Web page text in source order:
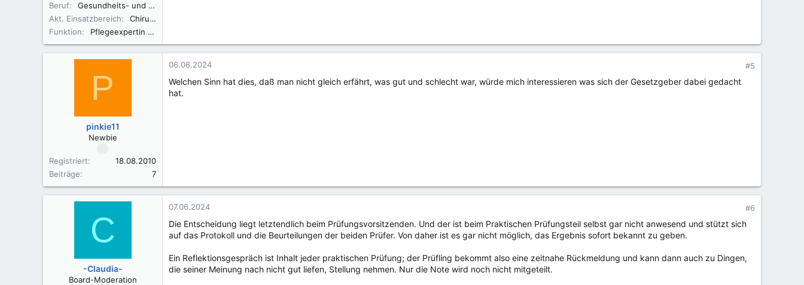
Beruf
Gesundheits- und Krankenpflegerin
Akt. Einsatzbereich
Chirurgie
Funktion
Pflegeexpertin ANP
P
pinkie11
Newbie
Registriert
18.08.2010
Beiträge
7
06.06.2024 #5
Welchen Sinn hat dies, daß man nicht gleich erfährt, was gut und schlecht war, würde mich interessieren was sich der Gesetzgeber dabei gedacht
hat.
C
-Claudia-
Board-Moderation
07.06.2024 #6
Die Entscheidung liegt letztendlich beim Prüfungsvorsitzenden. Und der ist beim Praktischen Prüfungsteil selbst gar nicht anwesend und stützt sich
auf das Protokoll und die Beurteilungen der beiden Prüfer. Von daher ist es gar nicht möglich, das Ergebnis sofort bekannt zu geben.
Ein Reflektionsgespräch ist Inhalt jeder praktischen Prüfung; der Prüfling bekommt also eine zeitnahe Rückmeldung und kann dann auch zu Dingen,
die seiner Meinung nach nicht gut liefen, Stellung nehmen. Nur die Note wird noch nicht mitgeteilt.